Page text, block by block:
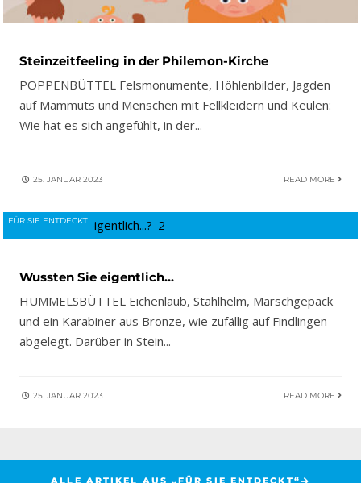
Steinzeitfeeling in der Philemon-Kirche
POPPENBÜTTEL Felsmonumente, Höhlenbilder, Jagden
auf Mammuts und Menschen mit Fellkleidern und Keulen:
Wie hat es sich angefühlt, in der...
25. JANUAR 2023 READ MORE
FÜR SIE ENTDECKT
Wussten Sie eigentlich…
HUMMELSBÜTTEL Eichenlaub, Stahlhelm, Marschgepäck
und ein Karabiner aus Bronze, wie zufällig auf Findlingen
abgelegt. Darüber in Stein...
25. JANUAR 2023 READ MORE